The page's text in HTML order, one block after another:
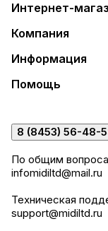
Интернет-
Компания
Информация
Помощь
8 (8453) 56-48-
По общим
infomidiltd@mail.ru
Техническая
support@midiltd.ru